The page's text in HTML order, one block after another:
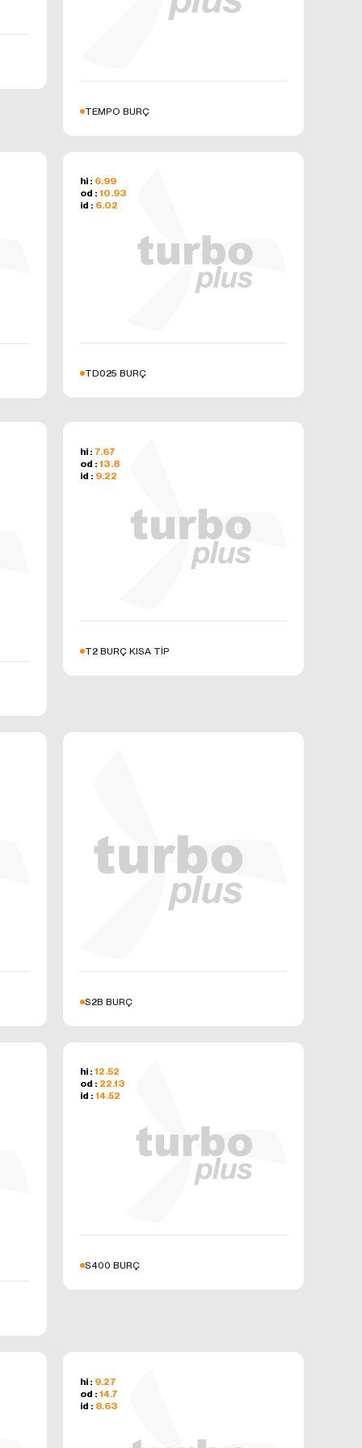
TEMPO BURÇ
hi : 6.99
od : 10.93
id : 6.02
TD025 BURÇ
hi : 7.67
od : 13.8
id : 9.22
T2 BURÇ KISA TİP
S2B BURÇ
hi : 12.52
od : 22.13
id : 14.52
S400 BURÇ
hi : 9.27
od : 14.7
id : 8.63
bu
ise, sizin
sayfada
internet